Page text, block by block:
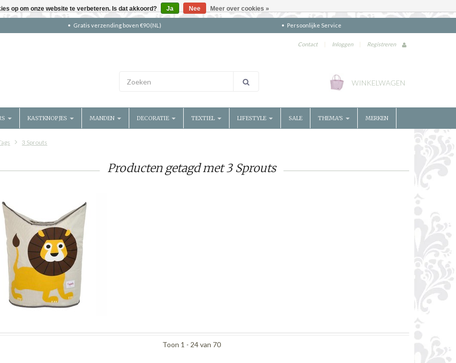
Gratis verzending boven €90 (NL) Persoonlijke Service
Contact | Inloggen | Registreren
WINKELWAGEN
KASTKNOPJES MANDEN DECORATIE TEXTIEL LIFESTYLE SALE THEMA'S MERKEN
3 Sprouts
Producten getagd met 3 Sprouts
Toon 1 - 24 van 70
op om onze website te verbeteren. Is dat akkoord? Ja Nee Meer over cookies »